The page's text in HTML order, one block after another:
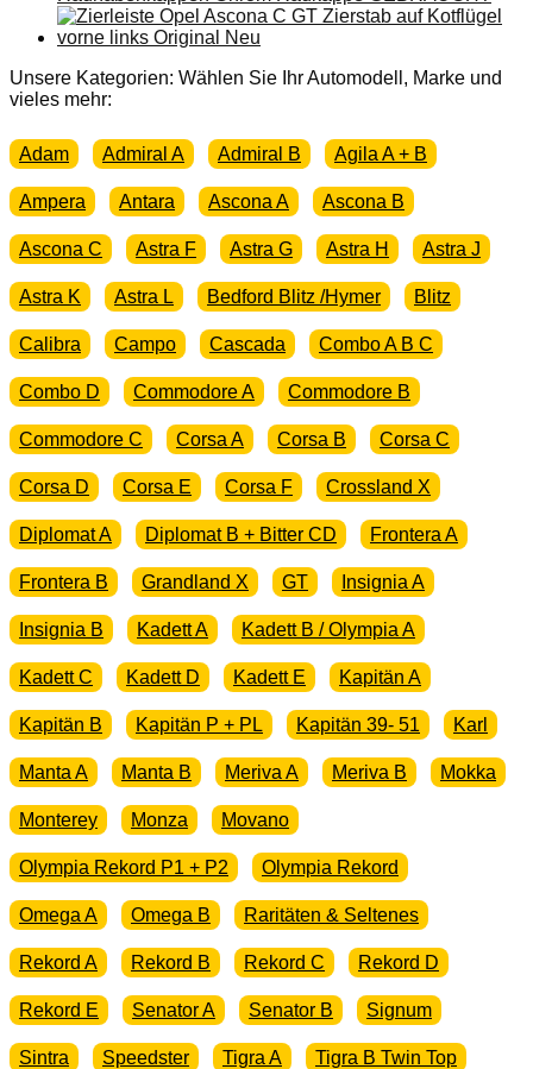
1,9
Heizungsbetätigung
Seilzug
Menge
Unsere Kategorien: Wählen Sie Ihr Automodell, Marke und
vieles mehr:
Adam Admiral A Admiral B Agila A + B
Ampera Antara Ascona A Ascona B
Ascona C Astra F Astra G Astra H Astra J
Astra K Astra L Bedford Blitz /Hymer Blitz
Calibra Campo Cascada Combo A B C
Combo D Commodore A Commodore B
Commodore C Corsa A Corsa B Corsa C
Corsa D Corsa E Corsa F Crossland X
Diplomat A Diplomat B + Bitter CD Frontera A
Frontera B Grandland X GT Insignia A
Insignia B Kadett A Kadett B / Olympia A
Kadett C Kadett D Kadett E Kapitän A
Kapitän B Kapitän P + PL Kapitän 39- 51 Karl
Manta A Manta B Meriva A Meriva B Mokka
Monterey Monza Movano
Olympia Rekord P1 + P2 Olympia Rekord
Omega A Omega B Raritäten & Seltenes
Rekord A Rekord B Rekord C Rekord D
Rekord E Senator A Senator B Signum
Sintra Speedster Tigra A Tigra B Twin Top